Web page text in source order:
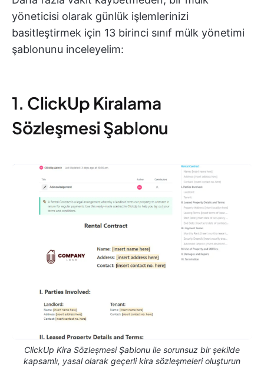
yöneticisi olarak günlük işlemlerinizi
basitleştirmek için 13 birinci sınıf mülk yönetimi
şablonunu inceleyelim:
1. ClickUp Kiralama
Sözleşmesi Şablonu
ClickUp Kira Sözleşmesi Şablonu ile sorunsuz bir şekilde
kapsamlı, yasal olarak geçerli kira sözleşmeleri oluşturun